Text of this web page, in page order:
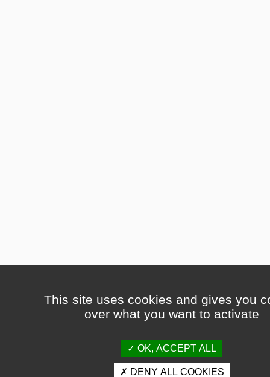
This site uses cookies and gives you
over what you want to activate
OK, ACCEPT ALL
DENY ALL COOKIES